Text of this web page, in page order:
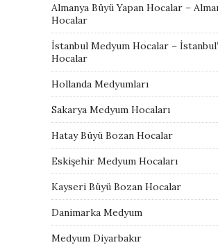
Almanya Büyü Yapan Hocalar –
Hocalar
İstanbul Medyum Hocalar –
Hocalar
Hollanda Medyumları
Sakarya Medyum Hocaları
Hatay Büyü Bozan Hocalar
Eskişehir Medyum Hocaları
Kayseri Büyü Bozan Hocalar
Danimarka Medyum
Medyum Diyarbakır